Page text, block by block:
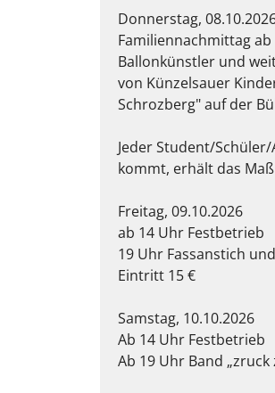
Donnerstag,
Familiennachmittag
Ballonkünstler und
von Künzelsauer
Schrozberg" auf der
Jeder Student/
kommt, erhält das
Freitag, 09.10.2026
ab 14 Uhr Festbetrieb
19 Uhr Fassanstich
Eintritt 15 €
Samstag, 10.10.2026
Ab 14 Uhr Festbetrieb
Ab 19 Uhr Band